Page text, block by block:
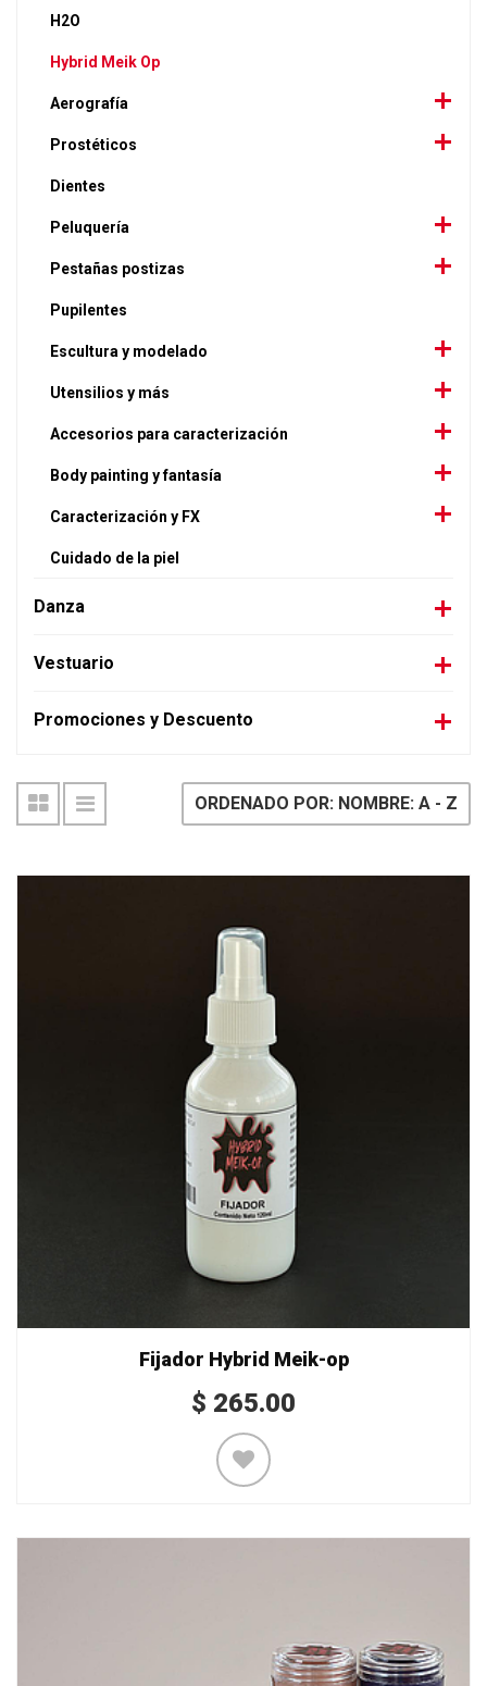
H2O
Hybrid Meik Op
Aerografía
Prostéticos
Dientes
Peluquería
Pestañas postizas
Pupilentes
Escultura y modelado
Utensilios y más
Accesorios para caracterización
Body painting y fantasía
Caracterización y FX
Cuidado de la piel
Danza
Vestuario
Promociones y Descuento
ORDENADO POR: NOMBRE: A - Z
Fijador Hybrid Meik-op
$ 265.00